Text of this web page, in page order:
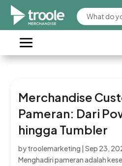
Merchandise
Pameran: Dari
hingga Tumbler
bytroolemarketing |Sep 23,
Menghadiri pameran adalah